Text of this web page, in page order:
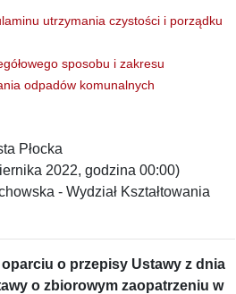
utrzymania czystości i porządku
sposobu i zakresu
odpadów komunalnych
Płocka
2022, godzina 00:00)
- Wydział Kształtowania
oparciu o przepisy Ustawy z dnia
o zbiorowym zaopatrzeniu w